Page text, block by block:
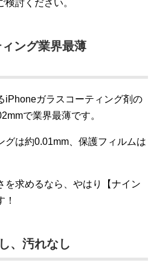
討ください。
ング業界最薄
iPhoneガラスコーティング剤の
で業界最薄です。
グは約0.01mm、保護フィルムは
を求めるなら、やはり【ナイン
、汚れなし